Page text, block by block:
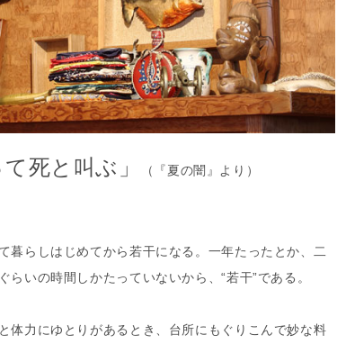
死と叫ぶ」 （『夏の闇』より）
らしはじめてから若干になる。一年たったとか、二
いの時間しかたっていないから、“若干”である。
力にゆとりがあるとき、台所にもぐりこんで妙な料